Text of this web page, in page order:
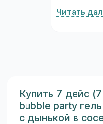
конструкция
Читать
Купить 7 дейс
bubble party
с дынькой в